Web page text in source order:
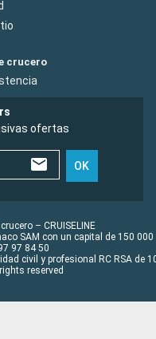
crucero
ofertas
OK
– CRUISELINE
SAM con un capital de 150 000
97 84 50
civil y profesional RC RSA de
reserved